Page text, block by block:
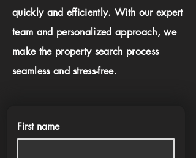
quickly and efficiently. With our expert
team and personalized approach, we
make the property search process
seamless and stress-free.
First name